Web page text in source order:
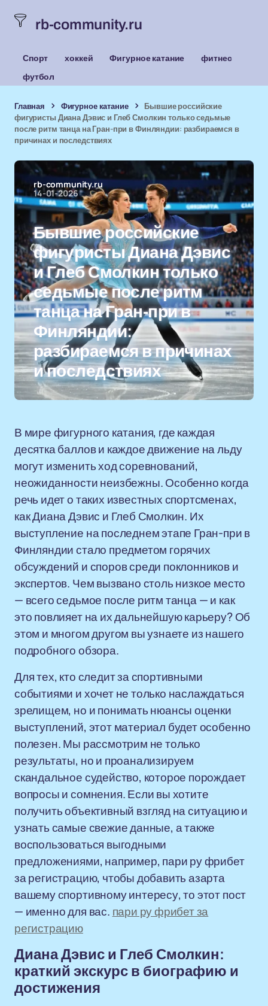
rb-community.ru
Спорт хоккей Фигурное катание
фитнес
футбол
Главная Фигурное катание
Бывшие российские
фигуристы Диана Дэвис и Глеб Смолкин только седьмые
после ритм танца на Гран-при в Финляндии: разбираемся в
причинах и последствиях
rb-community.ru
14-01-2026
Бывшие российские
фигуристы Диана Дэвис
и Глеб Смолкин только
седьмые после ритм
танца на Гран-при в
Финляндии:
разбираемся в причинах
и последствиях
В мире фигурного катания, где каждая
десятка баллов и каждое движение на льду
могут изменить ход соревнований,
неожиданности неизбежны. Особенно когда
речь идет о таких известных спортсменах,
как Диана Дэвис и Глеб Смолкин. Их
выступление на последнем этапе Гран-при в
Финляндии стало предметом горячих
обсуждений и споров среди поклонников и
экспертов. Чем вызвано столь низкое место
— всего седьмое после ритм танца — и как
это повлияет на их дальнейшую карьеру? Об
этом и многом другом вы узнаете из нашего
подробного обзора.
Для тех, кто следит за спортивными
событиями и хочет не только наслаждаться
зрелищем, но и понимать нюансы оценки
выступлений, этот материал будет особенно
полезен. Мы рассмотрим не только
результаты, но и проанализируем
скандальное судейство, которое порождает
вопросы и сомнения. Если вы хотите
получить объективный взгляд на ситуацию и
узнать самые свежие данные, а также
воспользоваться выгодными
предложениями, например, пари ру фрибет
за регистрацию, чтобы добавить азарта
вашему спортивному интересу, то этот пост
— именно для вас. пари ру фрибет за
регистрацию
Диана Дэвис и Глеб Смолкин:
краткий экскурс в биографию и
достижения